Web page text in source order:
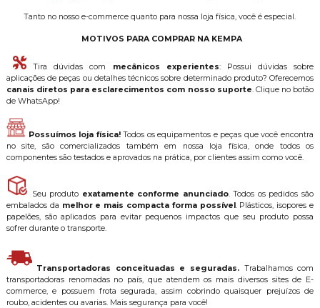
Tanto no nosso e-commerce quanto para nossa loja física, você é especial.
MOTIVOS PARA COMPRAR NA KEMPA
Tira dúvidas com mecânicos experientes: Possui dúvidas sobre
aplicações de peças ou detalhes técnicos sobre determinado produto? Oferecemos
canais diretos para esclarecimentos com nosso suporte. Clique no botão
de WhatsApp!
Possuímos loja física!Todos os equipamentos e peças que você encontra
no site, são comercializados também em nossa loja física, onde todos os
componentes são testados e aprovados na prática, por clientes assim como você.
Seu produto exatamente conforme anunciado. Todos os pedidos são
embalados da melhor e mais compacta forma possível. Plásticos, isopores e
papelões, são aplicados para evitar pequenos impactos que seu produto possa
sofrer durante o transporte.
Transportadoras conceituadas e seguradas. Trabalhamos com
transportadoras renomadas no país, que atendem os mais diversos sites de E-
commerce, e possuem frota segurada, assim cobrindo quaisquer prejuízos de
roubo, acidentes ou avarias. Mais segurança para você!